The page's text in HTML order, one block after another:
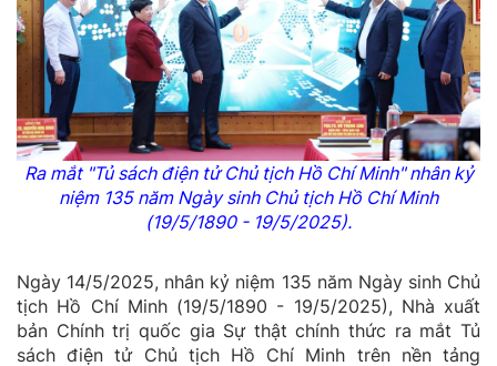
Ra mắt "Tủ sách điện tử Chủ tịch Hồ Chí Minh" nhân kỷ
niệm 135 năm Ngày sinh Chủ tịch Hồ Chí Minh
(19/5/1890 - 19/5/2025).
Ngày 14/5/2025, nhân kỷ niệm 135 năm Ngày sinh Chủ
tịch Hồ Chí Minh (19/5/1890 - 19/5/2025), Nhà xuất
bản Chính trị quốc gia Sự thật chính thức ra mắt Tủ
sách điện tử Chủ tịch Hồ Chí Minh trên nền tảng